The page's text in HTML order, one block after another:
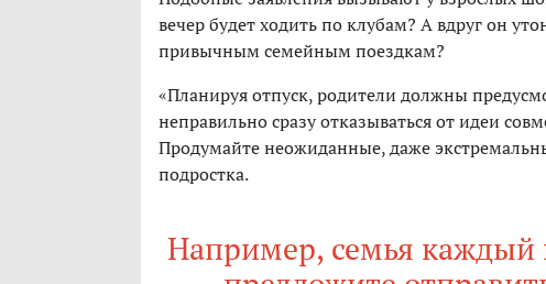
вечер будет ходить по клубам? А вдруг он
привычным семейным поездкам?
«Планируя отпуск, родители должны
неправильно сразу отказываться от идеи
Продумайте неожиданные, даже
подростка.
Например, семья каждый